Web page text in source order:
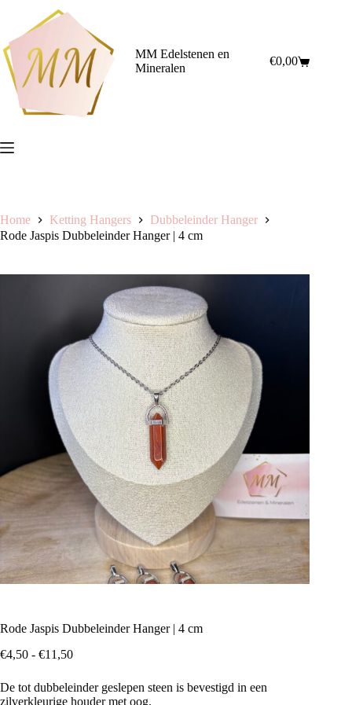
inhoud
MM Edelstenen en
Mineralen
Winkelwagen
€0,00
Home Ketting Hangers
Dubbeleinder Hanger
Rode Jaspis Dubbeleinder Hanger | 4 cm
Rode Jaspis Dubbeleinder Hanger | 4 cm
€4,50 - €11,50Prijsklasse:
tot
€11,50
De tot dubbeleinder geslepen steen is bevestigd in een
zilverkleurige houder met oog.